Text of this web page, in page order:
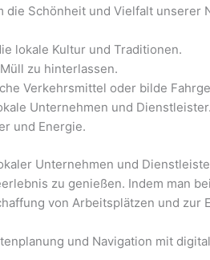
die Schönheit und Vielfalt unserer
lokale Kultur und Traditionen.
zu hinterlassen.
Verkehrsmittel oder bilde
Unternehmen und Dienstleister.
und Energie.
Unternehmen und
zu genießen. Indem man
von Arbeitsplätzen und zur
und Navigation mit